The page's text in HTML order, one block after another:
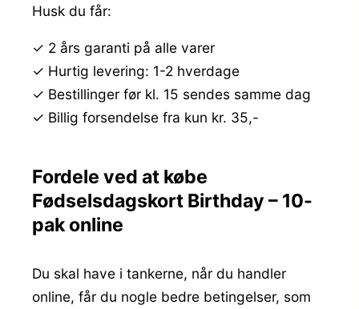
Husk du får:
✓ 2 års garanti på alle varer
✓ Hurtig levering: 1-2 hverdage
✓ Bestillinger før kl. 15 sendes samme dag
✓ Billig forsendelse fra kun kr. 35,-
Fordele ved at købe
Fødselsdagskort Birthday – 10-
pak online
Du skal have i tankerne, når du handler
online, får du nogle bedre betingelser, som